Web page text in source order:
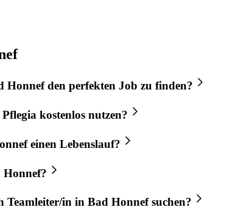
Honnefden perfekten Job zu finden?
Pflegia kostenlos nutzen?
einen Lebenslauf?
Honnef?
Teamleiter/in in Bad Honnefsuchen?